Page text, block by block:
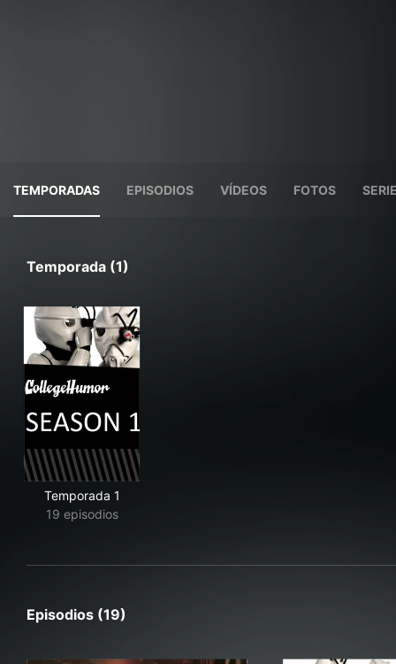
TEMPORADAS EPISODIOS VÍDEOS FOTOS
Temporada (1)
Temporada 1
19 episodios
Episodios (19)